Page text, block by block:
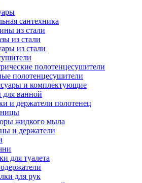
сантехника
из стали
из стали
из стали
полотенцесушители
полотенцесушители
и комплектующие
для ванной
и держатели полотенец
жидкого мыла
и держатели
для туалета
для рук